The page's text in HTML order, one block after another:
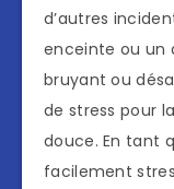
d’autres
enceinte ou un
bruyant ou
de stress pour
douce. En tant
facilement